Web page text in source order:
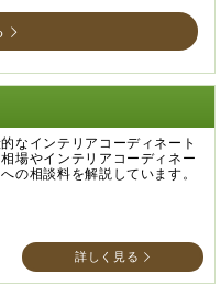
なインテリアコーディネート
場やインテリアコーディネー
の相談料を解説しています。
詳しく見る